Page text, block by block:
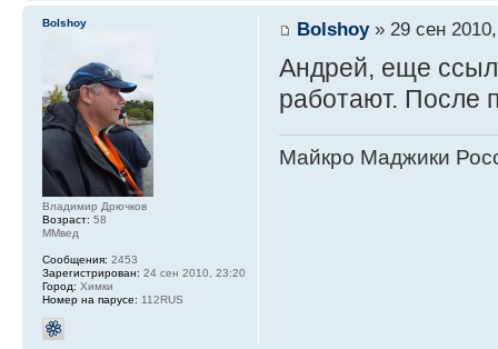
Bolshoy» 29 сен
Андрей, еще
работают. После
Майкро Маджики
Bolshoy
Владимир Дрючков
Возраст: 58
ММвед
Сообщения: 2453
Зарегистрирован: 24 сен 2010, 23:20
Город: Химки
Номер на парусе: 112RUS